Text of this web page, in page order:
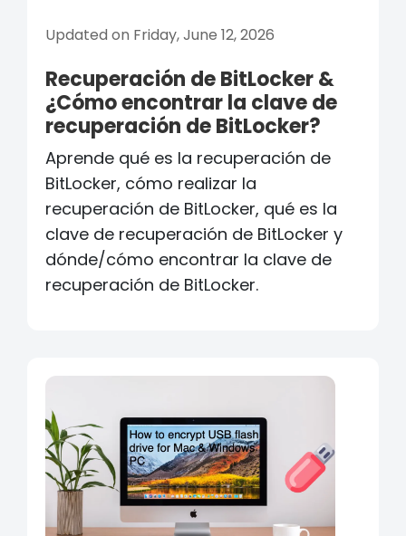
Updated on Friday, June 12, 2026
Recuperación de BitLocker &
¿Cómo encontrar la clave de
recuperación de BitLocker?
Aprende qué es la recuperación de
BitLocker, cómo realizar la
recuperación de BitLocker, qué es la
clave de recuperación de BitLocker y
dónde/cómo encontrar la clave de
recuperación de BitLocker.